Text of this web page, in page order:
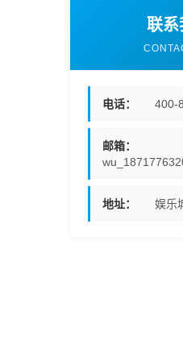
联系
电话： 400-
邮箱：
地址： 娱乐